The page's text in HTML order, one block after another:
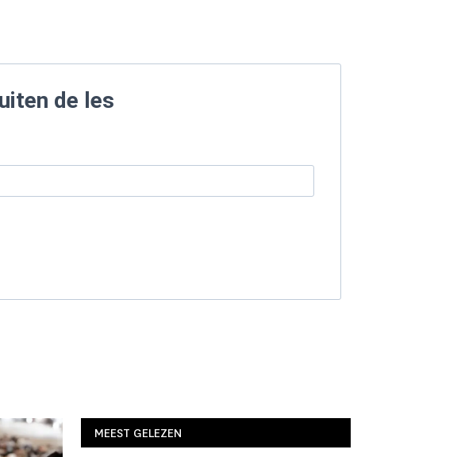
de les
MEEST GELEZEN